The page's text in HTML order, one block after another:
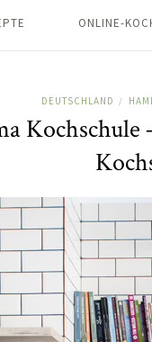
ONLINE-
DEUTSCHLAND /
Kochschule